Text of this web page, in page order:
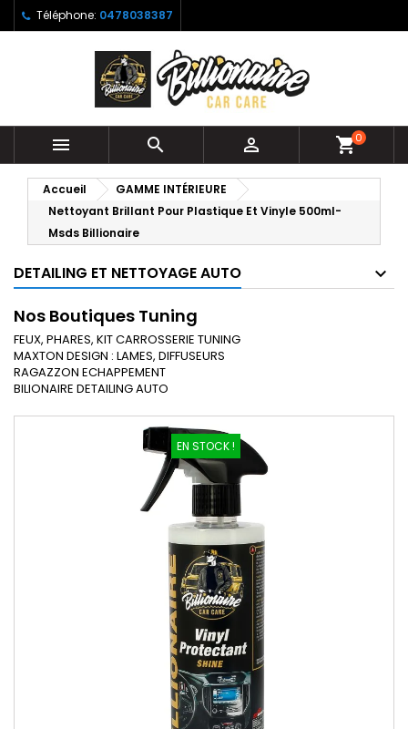
Téléphone: 0478038387
   shopping_cart0
Accueil
GAMME INTÉRIEURE
Nettoyant Brillant Pour Plastique Et Vinyle 500ml-
Msds Billionaire
DETAILING ET NETTOYAGE AUTO
Nos Boutiques Tuning
FEUX, PHARES, KIT CARROSSERIE TUNING
MAXTON DESIGN : LAMES, DIFFUSEURS
RAGAZZON ECHAPPEMENT
BILIONAIRE DETAILING AUTO
EN STOCK !